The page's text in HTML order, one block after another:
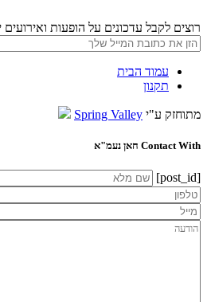
רוצים לקבל עדכונים על הופעות
עמוד הבית
תקנון
מתוחזק ע"י Spring Valley
Contact With חאן נעמ"א
[post_id]